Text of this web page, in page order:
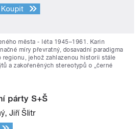
Koupit
města - léta 1945–1961. Karin
míry převratný, dosavadní paradigma
regionu, jehož zahlazenou historii stále
a zakořeněných stereotypů o „černé
párty S+Š
Jiří Šlitr